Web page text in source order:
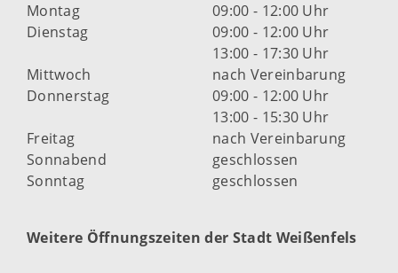
Montag
09:00 - 12:00 Uhr
Dienstag
09:00 - 12:00 Uhr
13:00 - 17:30 Uhr
Mittwoch
nach Vereinbarung
Donnerstag
09:00 - 12:00 Uhr
13:00 - 15:30 Uhr
Freitag
nach Vereinbarung
Sonnabend
geschlossen
Sonntag
geschlossen
Weitere Öffnungszeiten der Stadt Weißenfels